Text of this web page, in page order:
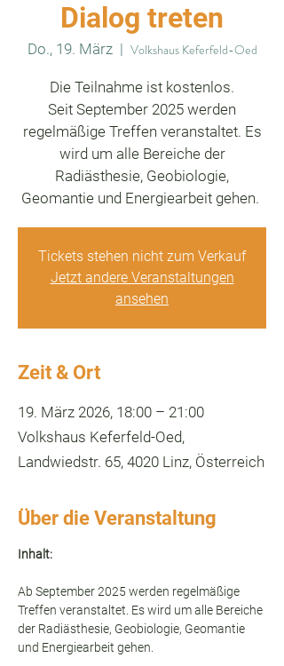
Dialog treten
Do., 19. März
  |
Volkshaus Keferfeld-Oed
Die Teilnahme ist kostenlos.
Seit September 2025 werden
regelmäßige Treffen veranstaltet. Es
wird um alle Bereiche der
Radiästhesie, Geobiologie,
Geomantie und Energiearbeit gehen.
Tickets stehen nicht zum Verkauf
Jetzt andere Veranstaltungen
ansehen
Zeit & Ort
19. März 2026, 18:00 – 21:00
Volkshaus Keferfeld-Oed,
Landwiedstr. 65, 4020 Linz, Österreich
Über die Veranstaltung
Inhalt:
Ab September 2025 werden regelmäßige
Treffen veranstaltet. Es wird um alle Bereiche
der Radiästhesie, Geobiologie, Geomantie
und Energiearbeit gehen.